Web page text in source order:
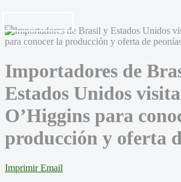
Importadores de
Estados Unidos
O’Higgins para
producción y oferta
Imprimir Email